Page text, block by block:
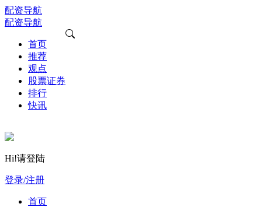
配资导航
配资导航
首页
推荐
观点
股票证券
排行
快讯
Hi!请登陆
登录/注册
首页